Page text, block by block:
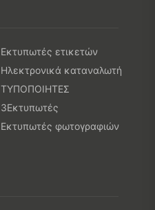
Εκτυπωτές ετικετών
Ηλεκτρονικά καταναλωτή
ΤΥΠΟΠΟΙΗΤΕΣ
3Εκτυπωτές
Εκτυπωτές φωτογραφιών